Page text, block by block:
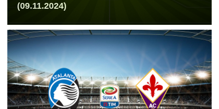
(09.11.2024)